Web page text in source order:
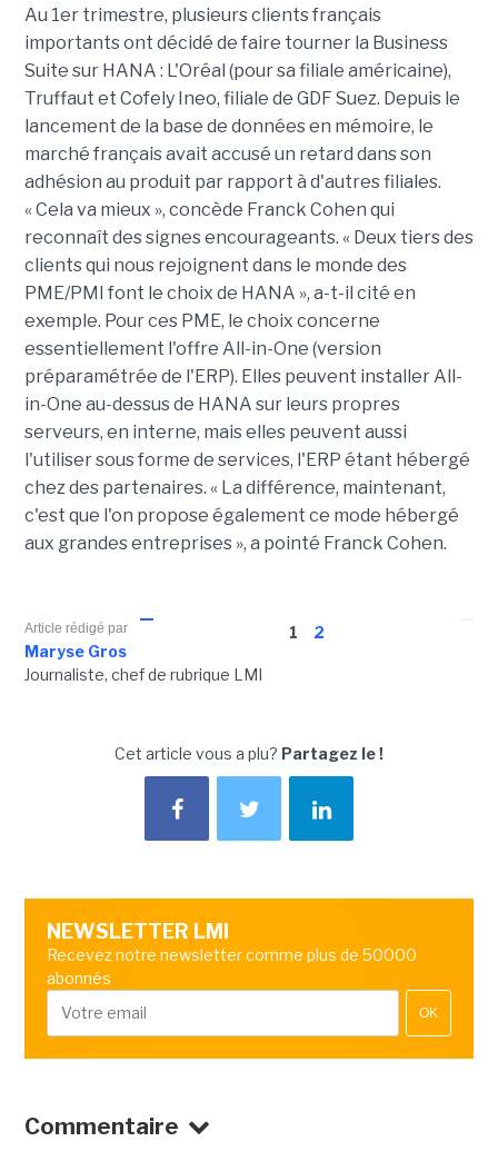
Au 1er trimestre, plusieurs clients français
importants ont décidé de faire tourner la Business
Suite sur HANA : L'Oréal (pour sa filiale américaine),
Truffaut et Cofely Ineo, filiale de GDF Suez. Depuis le
lancement de la base de données en mémoire, le
marché français avait accusé un retard dans son
adhésion au produit par rapport à d'autres filiales.
« Cela va mieux », concède Franck Cohen qui
reconnaît des signes encourageants. « Deux tiers des
clients qui nous rejoignent dans le monde des
PME/PMI font le choix de HANA », a-t-il cité en
exemple. Pour ces PME, le choix concerne
essentiellement l'offre All-in-One (version
préparamétrée de l'ERP). Elles peuvent installer All-
in-One au-dessus de HANA sur leurs propres
serveurs, en interne, mais elles peuvent aussi
l'utiliser sous forme de services, l'ERP étant hébergé
chez des partenaires. « La différence, maintenant,
c'est que l'on propose également ce mode hébergé
aux grandes entreprises », a pointé Franck Cohen.
1 2
Article rédigé par
Maryse Gros
Journaliste, chef de rubrique LMI
Cet article vous a plu? Partagez le !
NEWSLETTER LMI
Recevez notre newsletter comme plus de 50000
abonnés
OK
Commentaire